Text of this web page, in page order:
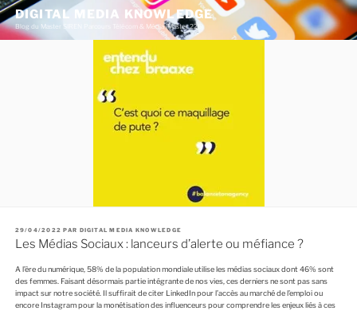
A
l
e
DIGITAL MEDIA KNOWLEDGE
Blog du Master SIREN Parcours Télécom & Média (Master 226)
P
U
B
É
L
E
29/04/2022 PAR DIGITAL MEDIA KNOWLEDGE
Les Médias Sociaux : lanceurs d’alerte ou méfiance ?
A l’ère du numérique, 58% de la population mondiale utilise les médias sociaux dont 46% sont
des femmes. Faisant désormais partie intégrante de nos vies, ces derniers ne sont pas sans
impact sur notre société. Il suffirait de citer LinkedIn pour l’accès au marché de l’emploi ou
encore Instagram pour la monétisation des influenceurs pour comprendre les enjeux liés à ces